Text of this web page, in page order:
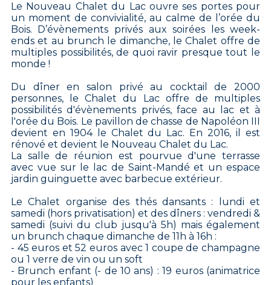
Le Nouveau Chalet du Lac ouvre ses portes pour
un moment de convivialité, au calme de l’orée du
Bois. D’évènements privés aux soirées les week-
ends et au brunch le dimanche, le Chalet offre de
multiples possibilités, de quoi ravir presque tout le
monde !
Du dîner en salon privé au cocktail de 2000
personnes, le Chalet du Lac offre de multiples
possibilités d'évènements privés, face au lac et à
l'orée du Bois. Le pavillon de chasse de Napoléon III
devient en 1904 le Chalet du Lac. En 2016, il est
rénové et devient le Nouveau Chalet du Lac.
La salle de réunion est pourvue d'une terrasse
avec vue sur le lac de Saint-Mandé et un espace
jardin guinguette avec barbecue extérieur.
Le Chalet organise des thés dansants : lundi et
samedi (hors privatisation) et des dîners : vendredi &
samedi (suivi du club jusqu'à 5h) mais également
un brunch chaque dimanche de 11h à 16h :
- 45 euros et 52 euros avec 1 coupe de champagne
ou 1 verre de vin ou un soft
- Brunch enfant (- de 10 ans) : 19 euros (animatrice
pour les enfants)